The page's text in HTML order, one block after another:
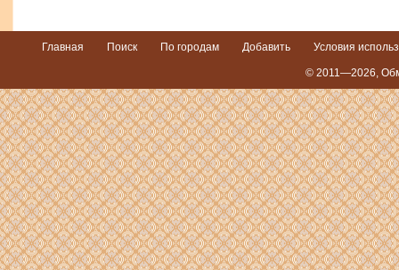
Главная Поиск По городам Добавить Условия
© 2011—2026,